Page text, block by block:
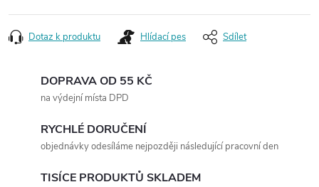
Dotaz k produktu Hlídací pes Sdílet
DOPRAVA OD 55 KČ
na výdejní místa DPD
RYCHLÉ DORUČENÍ
objednávky odesíláme nejpozději následující pracovní den
TISÍCE PRODUKTŮ SKLADEM